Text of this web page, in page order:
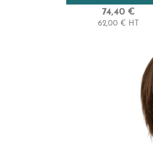
Moyenne
Longueur
74,40 €
62,00 € HT